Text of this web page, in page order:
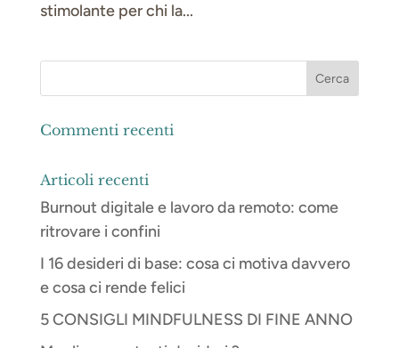
stimolante per chi la...
Commenti recenti
Articoli recenti
Burnout digitale e lavoro da remoto: come
ritrovare i confini
I 16 desideri di base: cosa ci motiva davvero
e cosa ci rende felici
5 CONSIGLI MINDFULNESS DI FINE ANNO